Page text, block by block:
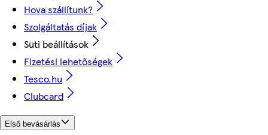
Hova szállítunk?
Szolgáltatás díjak
Süti beállítások
Fizetési lehetőségek
Tesco.hu
Clubcard
Első bevásárlás